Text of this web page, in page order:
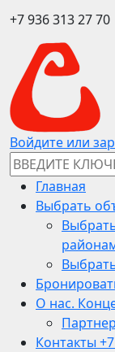
+7 936 313 27 70
Войдите или
Главная
Выбрать
О нас.
Контакты